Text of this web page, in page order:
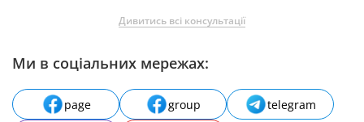
Дивитись всі консультації
Ми в соціальних мережах:
page group
telegram